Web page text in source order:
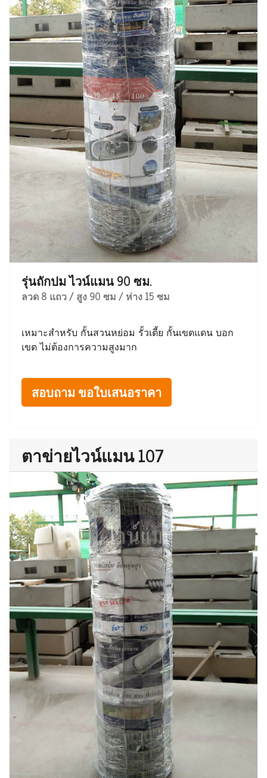
รุ่นถักปม ไวน์แมน 90 ซม.
ลวด 8 แถว / สูง 90 ซม / ห่าง 15 ซม
เหมาะสำหรับ กั้นสวนหย่อม รั้วเตี้ย กั้นเขตแดน บอก
เขต ไม่ต้องการความสูงมาก
สอบถาม ขอใบเสนอราคา
ตาข่ายไวน์แมน 107